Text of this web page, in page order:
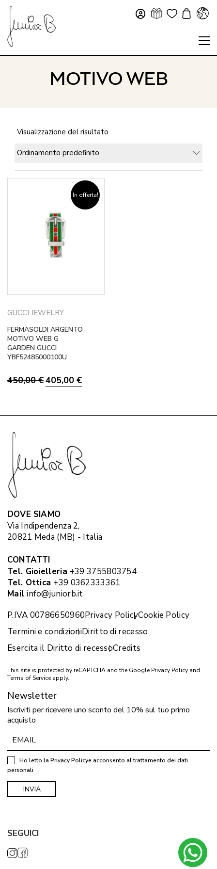
MOTIVO WEB
Visualizzazione del risultato
Ordinamento predefinito
GUCCI JEWELRY
In offerta!
FERMASOLDI ARGENTO
MOTIVO WEB G
GARDEN GUCCI
YBF52485000100U
450,00€ Il
prezzo
450,00 €.
405,00 €Il
prezzo
405,00 €.
DOVE SIAMO
Via Indipendenza 2,
20821 Meda (MB) - Italia
CONTATTI
Tel. Gioielleria +39 3755803754
Tel. Ottica +39 0362333361
Mail info@juniorb.it
P.IVA 00786650960Privacy PolicyCookie Policy
Termini e condizioniDiritto di recesso
Esercita il Diritto di recessoCredits
This site is protected by reCAPTCHA and the Google Privacy Policy and
Terms of Service apply.
Newsletter
Iscriviti per ricevere uno sconto del 10% sul tuo primo
acquisto
Ho letto la Privacy Policye acconsento al trattamento dei dati
personali
SEGUICI